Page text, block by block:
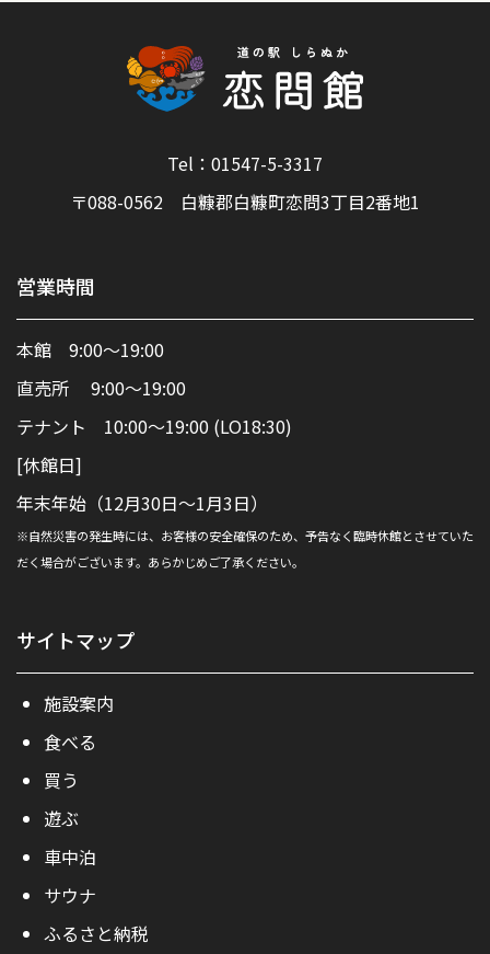
Tel：01547-5-3317
〒088-0562 白糠郡白糠町恋問3丁目2番地1
営業時間
本館 9:00～19:00
直売所 9:00～19:00
テナント 10:00～19:00 (LO18:30)
[休館日]
年末年始（12月30日～1月3日）
※自然災害の発生時には、お客様の安全確保のため、予告なく臨時休館とさせていた
だく場合がございます。あらかじめご了承ください。
サイトマップ
施設案内
食べる
買う
遊ぶ
車中泊
サウナ
ふるさと納税